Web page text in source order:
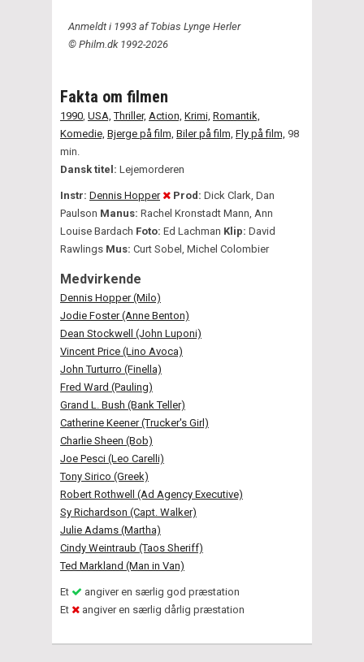
Anmeldt i 1993 af Tobias Lynge Herler
© Philm.dk 1992-2026
Fakta om filmen
1990 USA, Thriller, Action, Krimi, Romantik,
Komedie, Bjerge på film, Biler på film, Fly på film, 98
min.
Dansk titel: Lejemorderen
Instr: Dennis Hopper Prod: Dick Clark, Dan
Paulson Manus: Rachel Kronstadt Mann, Ann
Louise Bardach Foto: Ed Lachman Klip: David
Rawlings Mus: Curt Sobel, Michel Colombier
Medvirkende
Dennis Hopper (Milo)
Jodie Foster (Anne Benton)
Dean Stockwell (John Luponi)
Vincent Price (Lino Avoca)
John Turturro (Finella)
Fred Ward (Pauling)
Grand L. Bush (Bank Teller)
Catherine Keener (Trucker's Girl)
Charlie Sheen (Bob)
Joe Pesci (Leo Carelli)
Tony Sirico (Greek)
Robert Rothwell (Ad Agency Executive)
Sy Richardson (Capt. Walker)
Julie Adams (Martha)
Cindy Weintraub (Taos Sheriff)
Ted Markland (Man in Van)
Et
angiver en særlig god præstation
Et
angiver en særlig dårlig præstation